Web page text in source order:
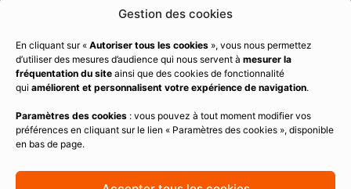
Gestion des cookies
En cliquant sur « Autoriser tous les cookies », vous nous permettez
d’utiliser des mesures d’audience qui nous servent à mesurer la
fréquentation du site ainsi que des cookies de fonctionnalité
qui améliorent et personnalisent votre expérience de navigation.
Paramètres des cookies : vous pouvez à tout moment modifier vos
préférences en cliquant sur le lien « Paramètres des cookies », disponible
en bas de page.
Liens utiles
Bibliographie
Charte qualité
Règlement intérieur
Politique de confidentialité